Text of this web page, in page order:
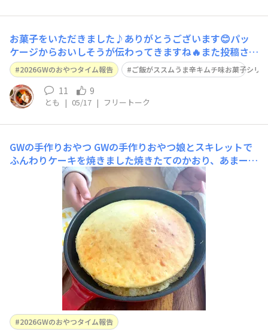
お菓子をいただきました♪ありがとうございます😊パッ
ケージからおいしそうが伝わってきますね🔥また投稿させ
ていただきます✨
2026GWのおやつタイム報告 ご飯がススムうま辛キムチ味お菓子シリ
11 9
とも | 05/17 | フリートーク
GWの手作りおやつ GWの手作りおやつ娘とスキレットで
ふんわりケーキを焼きました焼きたてのかおり、あまーく
って幸せになります☺️
2026GWのおやつタイム報告